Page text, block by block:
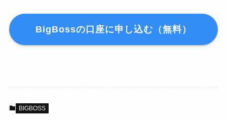
BigBossの口座に申し込む（無料）
BIGBOSS